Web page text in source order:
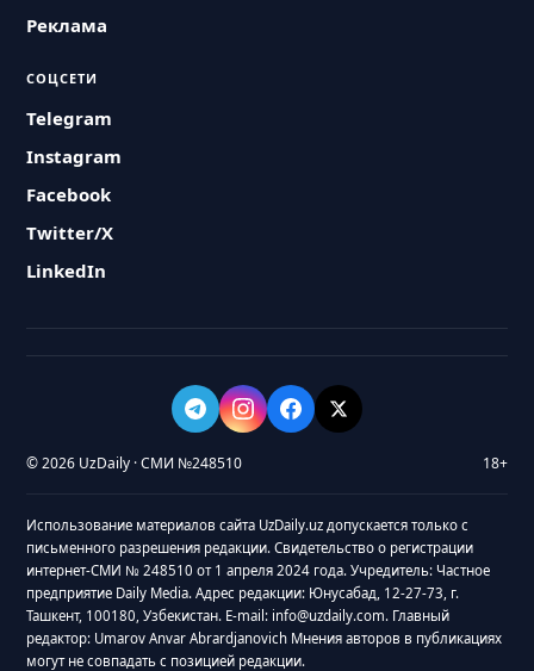
Реклама
СОЦСЕТИ
Telegram
Instagram
Facebook
Twitter/X
LinkedIn
© 2026 UzDaily · СМИ №248510 18+
Использование материалов сайта UzDaily.uz допускается только с
письменного разрешения редакции. Свидетельство о регистрации
интернет-СМИ № 248510 от 1 апреля 2024 года. Учредитель: Частное
предприятие Daily Media. Адрес редакции: Юнусабад, 12-27-73, г.
Ташкент, 100180, Узбекистан. E-mail: info@uzdaily.com. Главный
редактор: Umarov Anvar Abrardjanovich Мнения авторов в публикациях
могут не совпадать с позицией редакции.